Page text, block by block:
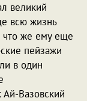
великий
всю жизнь
что же ему еще
пейзажи
в один
Вазовский